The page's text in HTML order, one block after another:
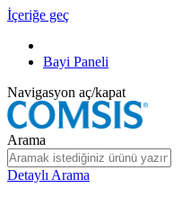
İçeriğe geç
Bayi Paneli
Navigasyon aç/kapat
Arama
Detaylı Arama